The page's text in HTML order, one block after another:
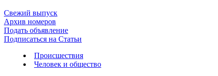
Свежий выпуск
Архив номеров
Подать объявление
Подписаться на Статьи
Происшествия
Человек и общество